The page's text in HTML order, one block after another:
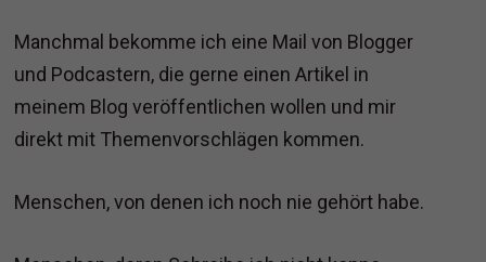
Manchmal bekomme ich eine Mail von Blogger
und Podcastern, die gerne einen Artikel in
meinem Blog veröffentlichen wollen und mir
direkt mit Themenvorschlägen kommen.
Menschen, von denen ich noch nie gehört habe.